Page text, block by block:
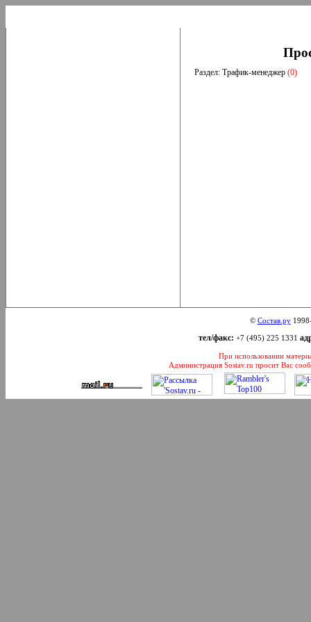
Раздел: Трафик-менеджер (0)
© Состав.ру
тел/факс: +7 (495) 225 1331
При использовании
Администрация Sostav.ru просит Вас